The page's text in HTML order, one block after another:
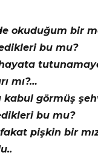
okuduğum bir
bu mu?
hayata
mı?…
kabul görmüş
bu mu?
pişkin bir